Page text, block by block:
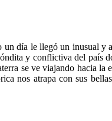
un día le llegó un inusual y
y conflictiva del país
se ve viajando hacia
nos atrapa con sus